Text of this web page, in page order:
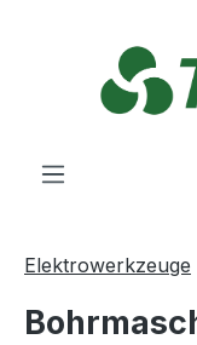
Elektrowerkzeuge